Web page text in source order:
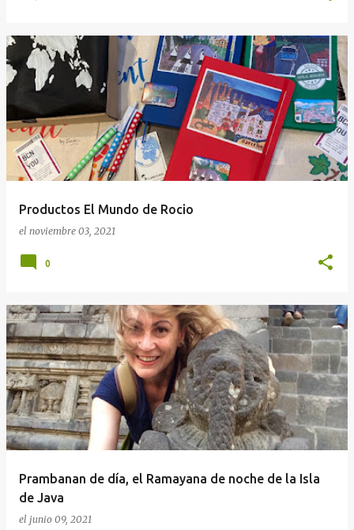
Productos El Mundo de Rocio
el noviembre 03, 2021
0
Prambanan de día, el Ramayana de noche de la Isla
de Java
el junio 09, 2021